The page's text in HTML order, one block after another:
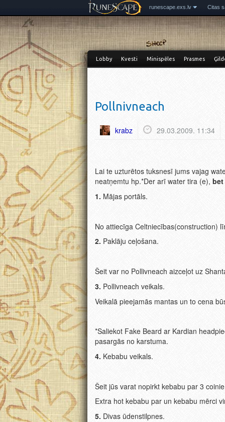
runescape.exs.lv Citas
Lobby Kvesti Minispēles Prasmes
Pollnivneach
krabz 29.03.2009. 11:34
Lai te uzturētos tuksnesī jums vajag
neatņemtu hp.*Der arī water tira (e),
1. Mājas portāls.
No attiecīga Celtniecības(construction)
2. Paklāju ceļošana.
Šeit var no Pollivneach aizceļot uz
3. Pollivneach veikals.
Veikalā pieejamās mantas un to cena
*Saliekot Fake Beard ar Kardian
pasargās no karstuma.
4. Kebabu veikals.
Šeit jūs varat nopirkt kebabu par 3
Extra hot kebabu par un kebabu mērci
5. Divas ūdenstilpnes.